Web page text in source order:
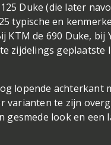
Duke (die later
typische en
de 690 Duke, bij
zijdelings geplaatste
lopende achterkant
varianten te zijn
gesmede look en een